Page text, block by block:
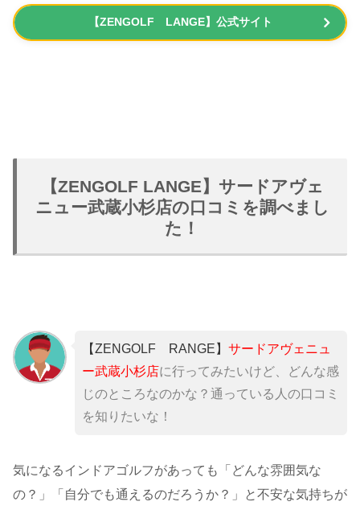
【ZENGOLF LANGE】公式サイト
【ZENGOLF LANGE】サードアヴェ
ニュー武蔵小杉店の口コミを調べまし
た！
【ZENGOLF RANGE】 サードアヴェニュ
ー武蔵小杉店に行ってみたいけど、どんな感
じのところなのかな？通っている人の口コミ
を知りたいな！
気になるインドアゴルフがあっても「どんな雰囲気な
の？」「自分でも通えるのだろうか？」と不安な気持ちが